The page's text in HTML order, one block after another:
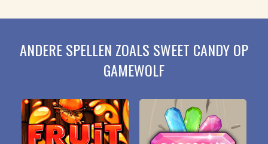
ANDERE SPELLEN ZOALS SWEET CANDY OP
GAMEWOLF